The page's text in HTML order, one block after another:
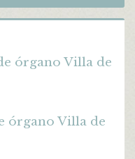
órgano Villa de
órgano Villa de